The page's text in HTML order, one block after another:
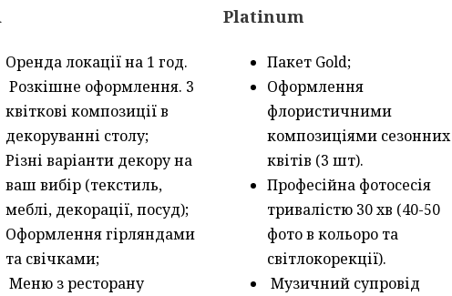
Оренда локації на 1 год.
Розкішне оформлення. 3
квіткові композиції в
декоруванні столу;
Різні варіанти декору на
ваш вибір (текстиль,
меблі, декорації, посуд);
Оформлення гірляндами
та свічками;
Меню з ресторану
Platinum
Пакет Gold;
Оформлення
флористичними
композиціями сезонних
квітів (3 шт).
Професійна фотосесія
тривалістю 30 хв (40-50
фото в кольоро та
світлокорекції).
Музичний супровід